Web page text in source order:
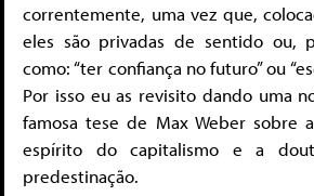
correntemente, uma vez que,
eles são privadas de sentido ou,
como: “ter confiança no futuro” ou
Por isso eu as revisito dando uma
famosa tese de Max Weber sobre
espírito do capitalismo e a
predestinação.